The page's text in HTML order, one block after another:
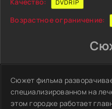
DVDRIP
Возрастное ограничение:
Сюжет фильма
специализированном на
этом городке работает